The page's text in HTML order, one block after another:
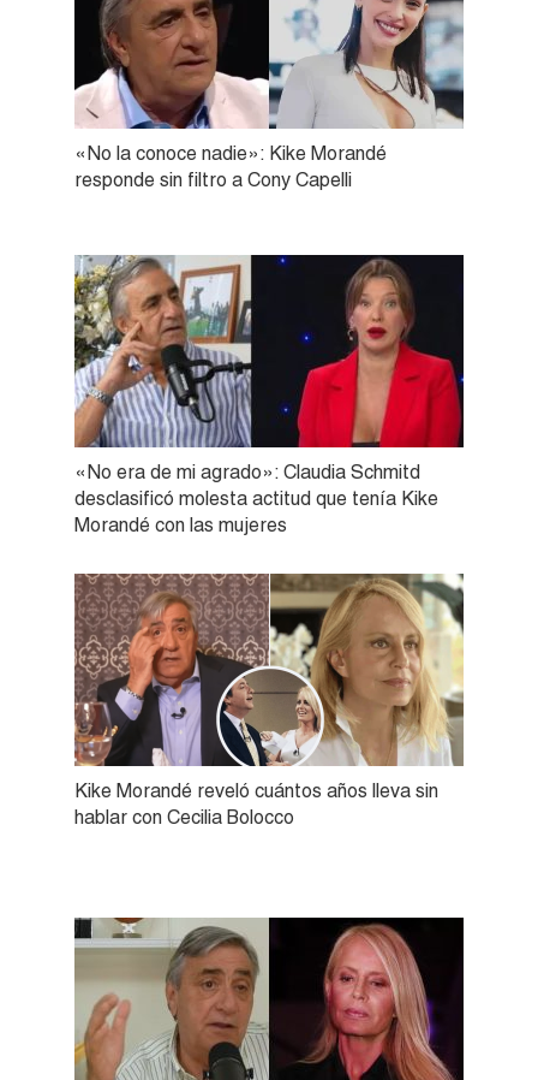
«No la conoce nadie»: Kike Morandé
responde sin filtro a Cony Capelli
«No era de mi agrado»: Claudia Schmitd
desclasificó molesta actitud que tenía Kike
Morandé con las mujeres
Kike Morandé reveló cuántos años lleva sin
hablar con Cecilia Bolocco